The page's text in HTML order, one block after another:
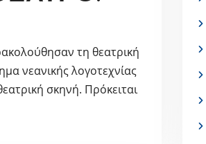
τη θεατρική
νεανικής λογοτεχνίας
σκηνή. Πρόκειται